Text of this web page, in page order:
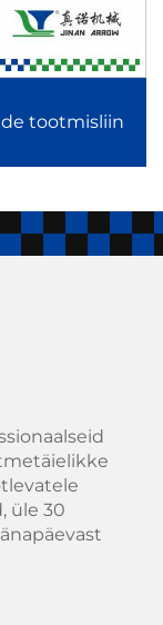
tervishoiule
toodete
tootmist –
ja
ja
ja täidetud
tootmisliin
üle 30